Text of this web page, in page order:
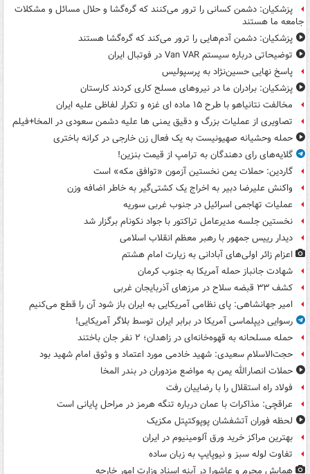
پزشکیان: دشمن کسانی را ترور می‌کنند که گره‌گشا و حلال مسائل و مشکلات
جامعه ما هستند
پزشکیان: دشمن آدم‌هایی را ترور می‌کند که گره‌گشا هستند
توضیحاتی درباره سیستم Van VAR در فوتبال ایران
پاسخ نهایی حسین‌نژاد به پرسپولیس
پزشکیان: برادران ما در نیروهای مسلح کاری کردند کارستان
مخالفت نتانیاهو با طرح ۱۵ ماده ای غزه و تکرار لفاظی علیه ایران
تصاویری از عملیات بزرگ و دقیق یمنی ها علیه دشمن سعودی در المخا+فیلم
حمله وحشیانه صهیونیست به یک فعال زن خارجی در کرانه باختری
گلایه‌های رای دهندگان به ترامپ از قیمت بنزین!
گاردین: حملات یمن نخستین آزمون «توافق مکه» است
واکنش علیرضا دبیر به اخراج یک کشتی‌گیر به خاطر اضافه وزن
عملیات تهاجمی اسرائیل در جنوب غربی سوریه
نخستین جلسه مدیرعامل تراکتور با جواد نکونام برگزار شد
دیدار رییس جمهور با رهبر معظم انقلاب اسلامی
اعزام زائر اولی‌های آبادانی به زیارت امام هشتم
شهادت جانباز حمله آمریکا به جنوب کرمان
کشف ۳۳ قبضه سلاح در مرزهای آذربایجان غربی
امیر جهانشاهی: پای نظامی آمریکایی به ایران باز شود آن را قطع می‌کنیم
رسوایی دیپلماسی آمریکا در برابر ایران توسط بلاگر آمریکایی!
حمله مسلحانه به قهوه‌خانه‌ای در زاهدان؛ ۲ نفر جان باختند
حجت‌الاسلام سعیدی: شهید خادمی مورد اعتماد و وثوق امام شهید بود
حملات انصارالله یمن به مواضع مزدوران در بندر المخا
فولاد راه استقلال را با رضاییان رفت
عراقچی: مذاکرات با عمان درباره تنگه هرمز در مراحل پایانی است
لحظه فوران آتشفشان پوپوکتپتل مکزیک
بهترین مراکز خرید ورق آلومینیوم در ایران
تفاوت لوله سبز و نیوپایپ به زبان ساده
همایش محرم و عاشورا در آینه اسناد وزارت امور خارجه